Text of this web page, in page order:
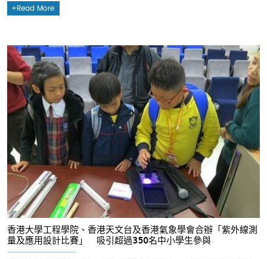
Read More
香港大學工程學院、香港天文台及香港氣象學會合辦「紫外線測
量及應用設計比賽」 吸引超過350名中小學生參與